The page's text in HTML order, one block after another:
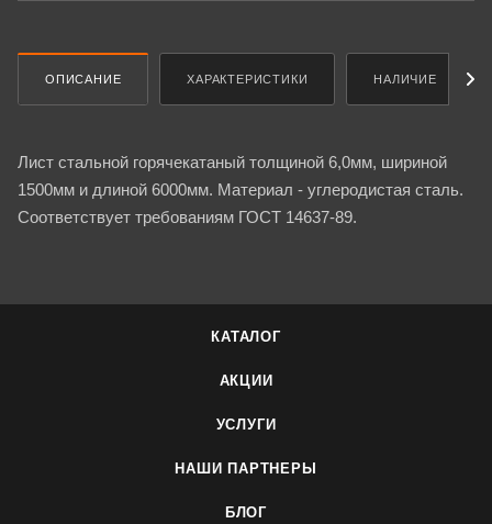
ОПИСАНИЕ ХАРАКТЕРИСТИКИ НАЛИЧИЕ
Лист стальной горячекатаный толщиной 6,0мм, шириной
1500мм и длиной 6000мм. Материал - углеродистая сталь.
Соответствует требованиям ГОСТ 14637-89.
КАТАЛОГ
АКЦИИ
УСЛУГИ
НАШИ ПАРТНЕРЫ
БЛОГ